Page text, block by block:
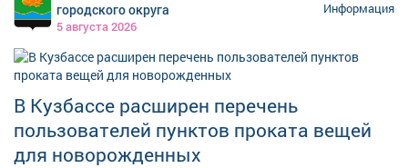
нужно обладать, чтобы работать в этой важной
своего дела. Ребята с большим вниманием изучали
требования к разным профессиям - теперь они знают,
что важно не только желание, но и упорство, знания и
здоровье! Такие встречи помогают детям сделать
первые шаги к осознанному выбору будущей
профессии и понять, насколько широк и интересен
городского округа
5 августа 2026
Информация
В Кузбассе расширен перечень
пользователей пунктов проката вещей
для новорожденных